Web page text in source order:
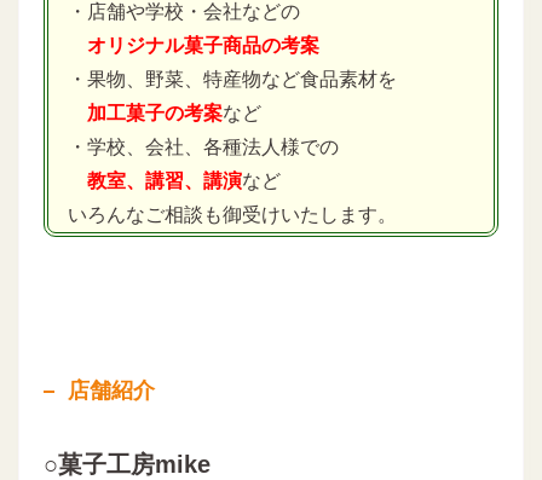
・店舗や学校・会社などの
オリジナル菓子商品の考案
・果物、野菜、特産物など食品素材を
加工菓子の考案など
・学校、会社、各種法人様での
教室、講習、講演など
いろんなご相談も御受けいたします。
店舗紹介
○菓子工房mike